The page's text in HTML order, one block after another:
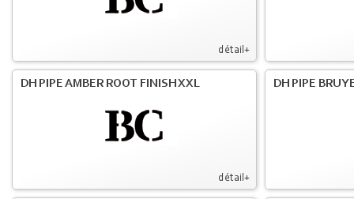
détail+
détail+
DH PIPE AMBER ROOT FINISH XXL DH PIPE